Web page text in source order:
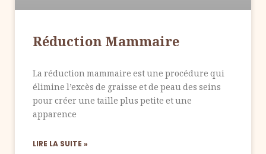
Réduction Mammaire
La réduction mammaire est une procédure qui
élimine l’excès de graisse et de peau des seins
pour créer une taille plus petite et une
apparence
LIRE LA SUITE »